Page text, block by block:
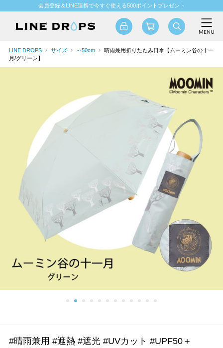
会員登録＆LINE連携で今すぐ使える500ポイントプレゼント
LINE DROPS サイズ ～50cm
晴雨兼用折りたたみ日傘【ムーミン谷の十一
月/グリーン】
#晴雨兼用 #遮熱 #遮光 #UVカット #UPF50＋